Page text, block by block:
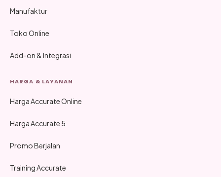
Manufaktur
Toko Online
Add-on & Integrasi
HARGA & LAYANAN
Harga Accurate Online
Harga Accurate 5
Promo Berjalan
Training Accurate